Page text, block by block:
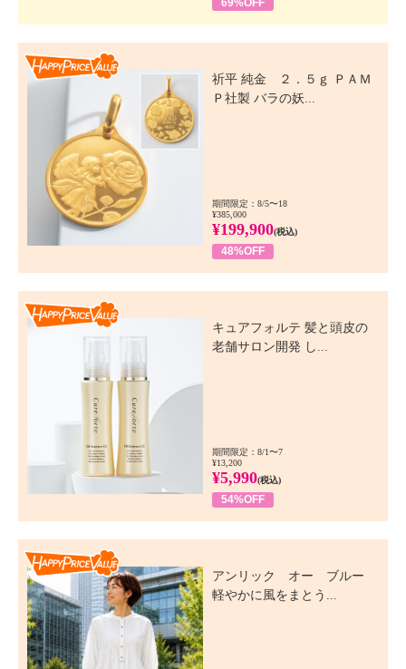
69%OFF
祈平 純金 ２．５ｇ ＰＡＭ
Ｐ社製 バラの妖...
期間限定：8/5〜18
¥385,000
¥199,900(税込)
48%OFF
キュアフォルテ 髪と頭皮の
老舗サロン開発 し...
期間限定：8/1〜7
¥13,200
¥5,990(税込)
54%OFF
アンリック オー ブルー
軽やかに風をまとう...